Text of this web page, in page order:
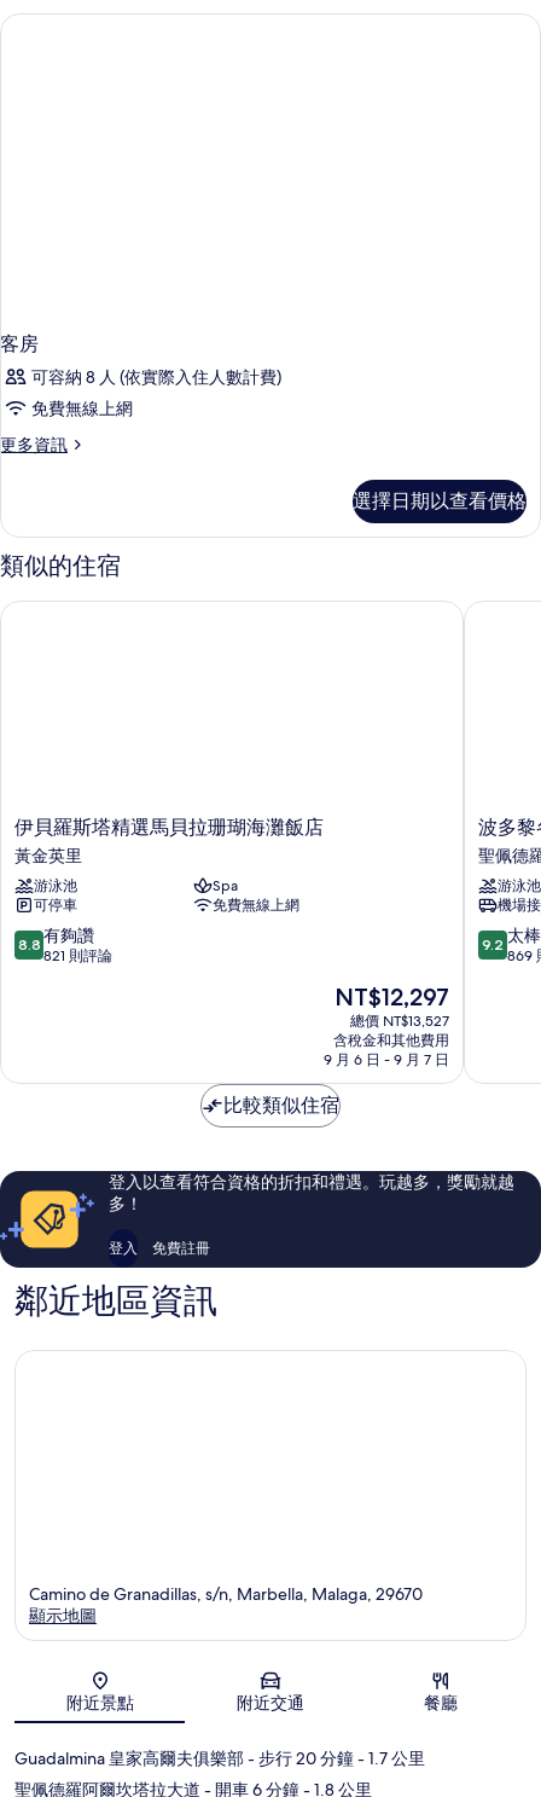
詳
情
客房
可容納 8 人 (依實際入住人數計費)
免費無線上網
更多資訊
更
的
詳
情
選擇日期以查看價格
類似的住宿
伊
貝
羅
斯
塔
精
選
海
黃
金
里
伊貝羅斯塔精選馬貝拉珊瑚海灘飯店
黃金英里
游泳池
Spa
可停車
免費無線上網
8.8
分，
夠
評
論
8.8 有夠讚
821 則評論
現
價
格
為
NT$12,297
NT$12,297
總價 NT$13,527
含稅金和其他費用
9 月 6 日 - 9 月 7 日
伊貝羅斯塔精選馬貝拉珊瑚海灘飯店
波
多
黎
各
巴
努
斯
卡
店
聖
坎
波多黎
聖佩德
游泳池
機場
9.2
分，
棒
評
論
9.2 太
869
波多黎
比較類似住宿
登入以查看符合資格的折扣和禮遇。玩越多，獎勵就越
多！
登入 免費註冊
鄰近地區資訊
地圖
Camino de Granadillas, s/n, Marbella, Malaga, 29670
顯示地圖
附近景點 附近交通 餐廳
Guadalmina 皇家高爾夫俱樂部- 步行 20 分鐘- 1.7 公里
聖佩德羅阿爾坎塔拉大道 - 開車 6 分鐘- 1.8 公里